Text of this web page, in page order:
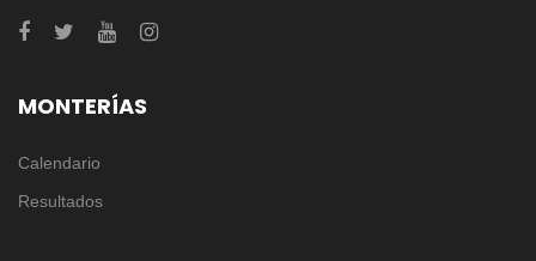
MONTERÍAS
Calendario
Resultados